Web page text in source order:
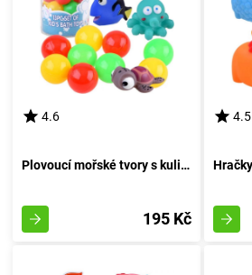
4.6
Plovoucí mořské tvory s kuličkami pro koupání
195 Kč
4.5